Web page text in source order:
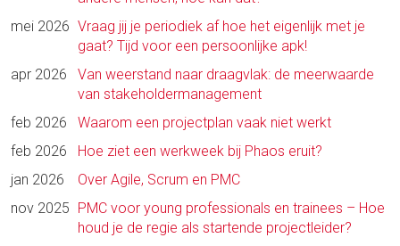
mei 2026 Vraag jij je periodiek af hoe het eigenlijk met je
gaat? Tijd voor een persoonlijke apk!
apr 2026
Van weerstand naar draagvlak: de meerwaarde
van stakeholdermanagement
feb 2026
Waarom een projectplan vaak niet werkt
feb 2026
Hoe ziet een werkweek bij Phaos eruit?
jan 2026
Over Agile, Scrum en PMC
nov 2025 PMC voor young professionals en trainees – Hoe
houd je de regie als startende projectleider?